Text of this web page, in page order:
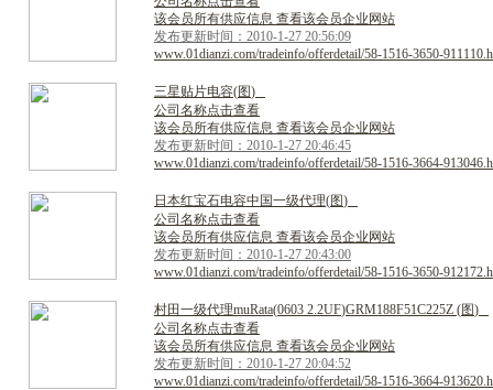
该会员所有供应信息 查看该会员企业网站
发布更新时间：2010-1-27 20:56:09
www.01dianzi.com/tradeinfo/offerdetail/58-1516-3650-
三星贴片电容(图)
公司名称点击查看
该会员所有供应信息 查看该会员企业网站
发布更新时间：2010-1-27 20:46:45
www.01dianzi.com/tradeinfo/offerdetail/58-1516-3664-
日 本红宝石电容中 国一级代理(图)
公司名称点击查看
该会员所有供应信息 查看该会员企业网站
发布更新时间：2010-1-27 20:43:00
www.01dianzi.com/tradeinfo/offerdetail/58-1516-3650-
村田一级代理muRata(0603 2.2UF)GRM188F51C225Z (图)
公司名称点击查看
该会员所有供应信息 查看该会员企业网站
发布更新时间：2010-1-27 20:04:52
www.01dianzi.com/tradeinfo/offerdetail/58-1516-3664-